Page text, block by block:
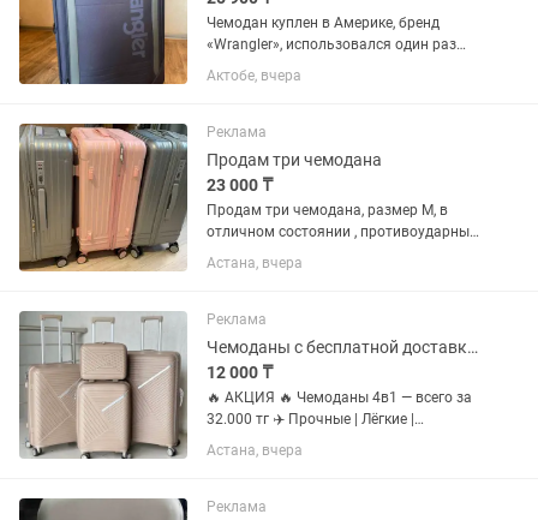
Чемодан куплен в Америке, бренд
«Wrangler», использовался один раз
для переезда. 1. На колесах. 4
поворотных колеса с вращением на
любом направлении. Чемодан
плавно...
Актобе, вчера
Реклама
Продам три чемодана
23 000 ₸
Продам три чемодана, размер М, в
отличном состоянии , противоударные,
три вместе отдам за 60000 тенге, по
отдельности по 23000 тенге за каждый.
Астана, вчера
Реклама
Чемоданы с бесплатной доставкой
12 000 ₸
🔥 АКЦИЯ 🔥 Чемоданы 4в1 — всего за
32.000 тг ✈️ Прочные | Лёгкие |
Стильные 💼 100% полипропилен 🧳В
наличии много расцветок и моделей 💥
(55×34×22) — 12.000 тг M...
Астана, вчера
Реклама